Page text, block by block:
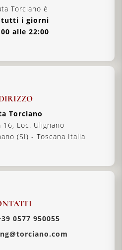
Torciano è
tutti i giorni
alle 22:00
Torciano
16, Loc. Ulignano
(SI) - Toscana Italia
0577 950055